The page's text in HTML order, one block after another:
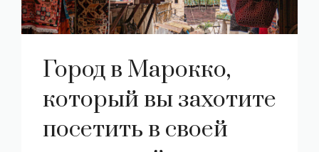
Город в Марокко,
который вы захотите
посетить в своей